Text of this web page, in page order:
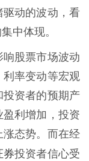
动的波动，看
中体现。
股票市场波动
率变动等宏观
资者的预期产
利增加，投资
态势。而在经
券投资者信心受